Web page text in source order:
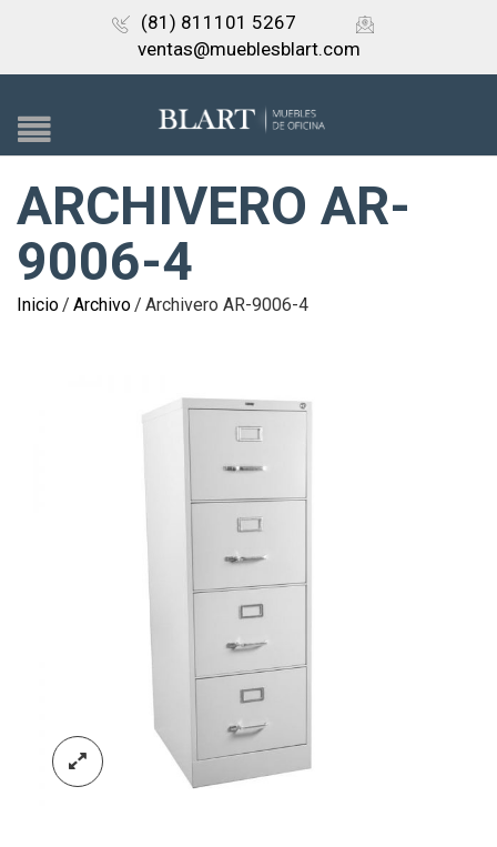
(81) 811101 5267
ventas@mueblesblart.com
ARCHIVERO AR-
9006-4
Inicio/ Archivo/ Archivero AR-9006-4